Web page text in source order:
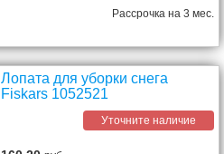
Рассрочка на 3 мес.
Лопата для уборки снега
Fiskars 1052521
Уточните наличие